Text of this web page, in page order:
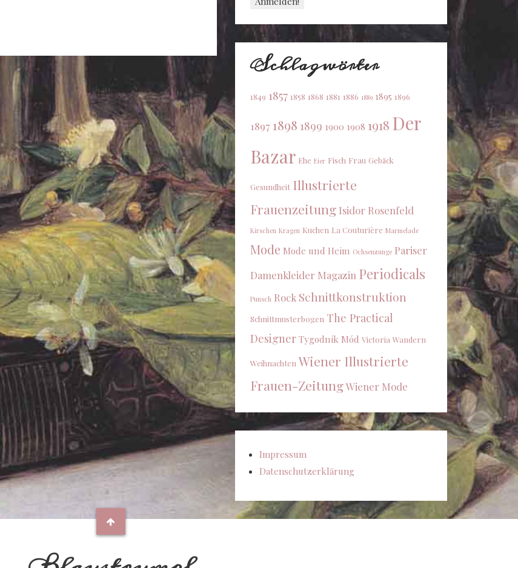
Schlagwörter
1849 1857 1858 1868 1881 1886 1889 1895 1896
18971898 1899 1900 1908 1918 Der
Bazar Ehe Eier Fisch Frau Gebäck
Gesundheit Illustrierte
Frauenzeitung Isidor Rosenfeld
Kirschen Kragen Kuchen La Couturière Marmelade
Mode Mode und Heim Ochsenzunge Pariser
Damenkleider Magazin Periodicals
Punsch Rock Schnittkonstruktion
Schnittmusterbogen The Practical
Designer Tygodnik Mód Victoria Wandern
Weihnachten Wiener Illustrierte
Frauen-ZeitungWiener Mode
Impressum
Datenschutzerklärung